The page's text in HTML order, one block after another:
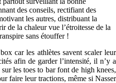
des conseils, rectifiant des
les autres, distribuant la
de la chaleur vue l’étroitesse de la
sans étouffer !
car les athlètes savent scaler leur
afin de garder l’intensité, il n’y a
les toes to bar font de high knees,
faire leur tractions, même si Nasser